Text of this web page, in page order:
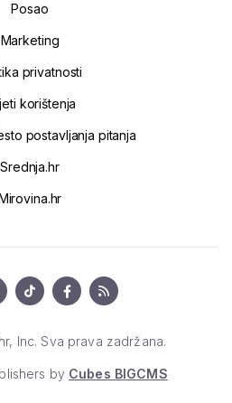
Posao
Marketing
privatnosti
korištenja
postavljanja pitanja
Srednja.hr
Inc. Sva prava zadržana.
by Cubes BIGCMS